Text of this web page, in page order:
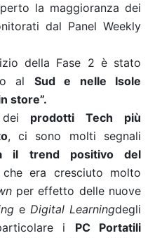
la maggioranza dei
dal Panel Weekly
della Fase 2 è stato
al Sud e nelle Isole
store”.
prodotti Tech più
, ci sono molti segnali
il trend positivo del
era cresciuto molto
per effetto delle nuove
e Digital Learningdegli
i PC Portatili